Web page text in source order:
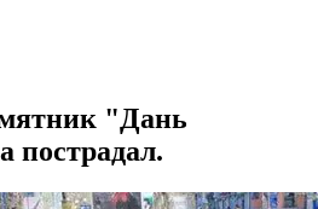
"Дань
пострадал.